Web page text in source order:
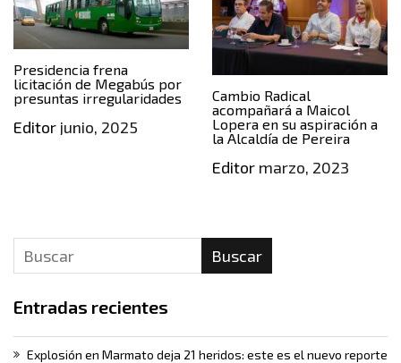
Presidencia frena
licitación de Megabús por
presuntas irregularidades
Editor junio, 2025
Cambio Radical
acompañará a Maicol
Lopera en su aspiración a
la Alcaldía de Pereira
Editormarzo, 2023
Buscar
Entradas recientes
Explosión en Marmato deja 21 heridos: este es el nuevo reporte